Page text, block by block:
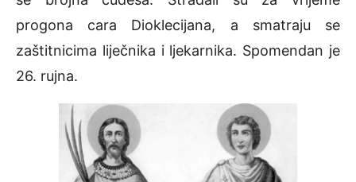
progona cara Dioklecijana, a smatraju se
zaštitnicima liječnika i ljekarnika. Spomendan je
26. rujna.